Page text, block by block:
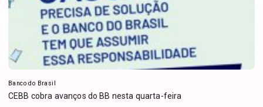
Banco do Brasil
CEBB cobra avanços do BB nesta quarta-feira